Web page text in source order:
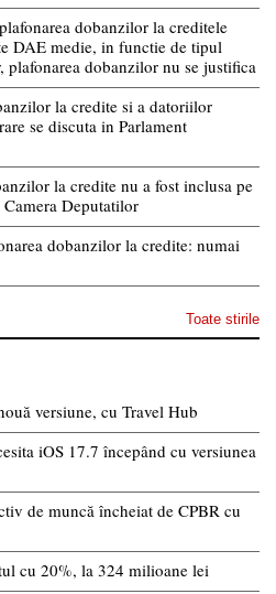
dobanzilor la creditele
DAE medie, in functie de tipul
dobanzilor nu se justifica
la credite si a datoriilor
se discuta in Parlament
la credite nu a fost inclusa pe
Deputatilor
dobanzilor la credite: numai
Toate stirile
versiune, cu Travel Hub
iOS 17.7 începând cu versiunea
de muncă încheiat de CPBR cu
cu 20%, la 324 milioane lei